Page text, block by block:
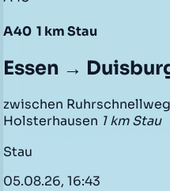
A40 1 km Stau
Essen →
zwischen
Holsterhausen 1 km Stau
Stau
05.08.26, 16:43